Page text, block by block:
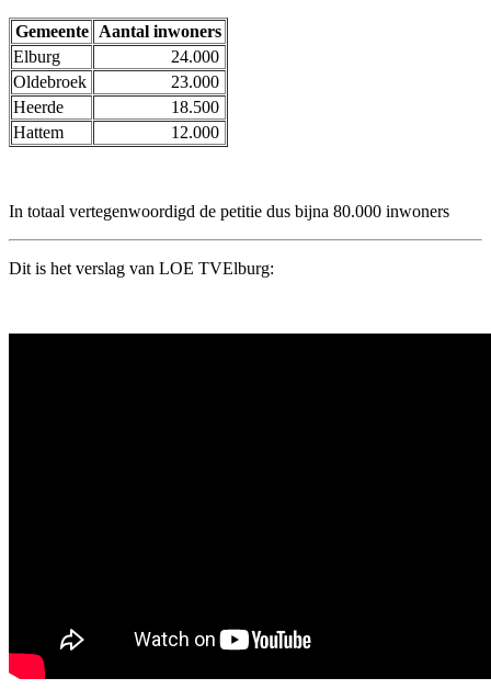
Gemeente
Aantal inwoners
Elburg
24.000
Oldebroek
23.000
Heerde
18.500
Hattem
12.000
In totaal vertegenwoordigd de petitie dus bijna 80.000 inwoners
Dit is het verslag van LOE TVElburg: